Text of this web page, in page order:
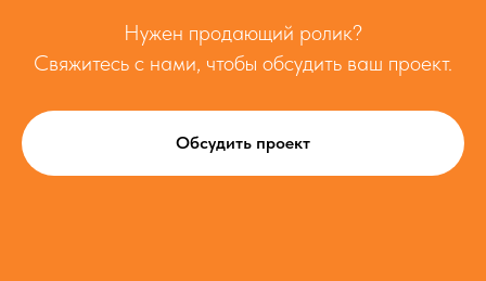
Нужен продающий ролик?
Свяжитесь с нами, чтобы обсудить ваш проект.
Обсудить проект